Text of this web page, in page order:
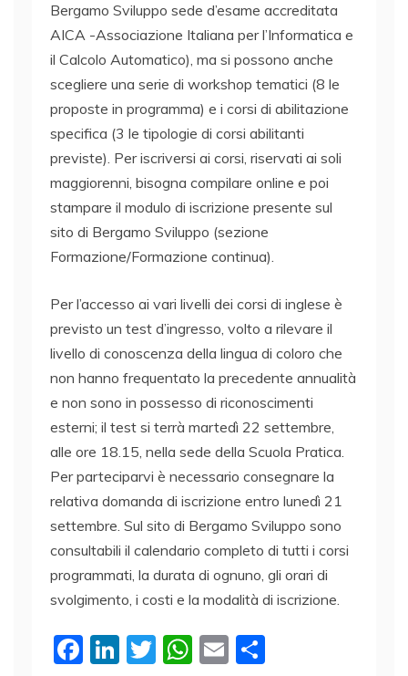
Bergamo Sviluppo sede d’esame accreditata
AICA -Associazione Italiana per l’Informatica e
il Calcolo Automatico), ma si possono anche
scegliere una serie di workshop tematici (8 le
proposte in programma) e i corsi di abilitazione
specifica (3 le tipologie di corsi abilitanti
previste). Per iscriversi ai corsi, riservati ai soli
maggiorenni, bisogna compilare online e poi
stampare il modulo di iscrizione presente sul
sito di Bergamo Sviluppo (sezione
Formazione/Formazione continua).
Per l’accesso ai vari livelli dei corsi di inglese è
previsto un test d’ingresso, volto a rilevare il
livello di conoscenza della lingua di coloro che
non hanno frequentato la precedente annualità
e non sono in possesso di riconoscimenti
esterni; il test si terrà martedì 22 settembre,
alle ore 18.15, nella sede della Scuola Pratica.
Per parteciparvi è necessario consegnare la
relativa domanda di iscrizione entro lunedì 21
settembre. Sul sito di Bergamo Sviluppo sono
consultabili il calendario completo di tutti i corsi
programmati, la durata di ognuno, gli orari di
svolgimento, i costi e la modalità di iscrizione.
F
Li T
W E